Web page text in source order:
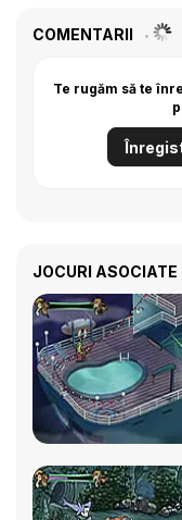
COMENTARII
Te rugăm să te
JOCURI ASOCIATE